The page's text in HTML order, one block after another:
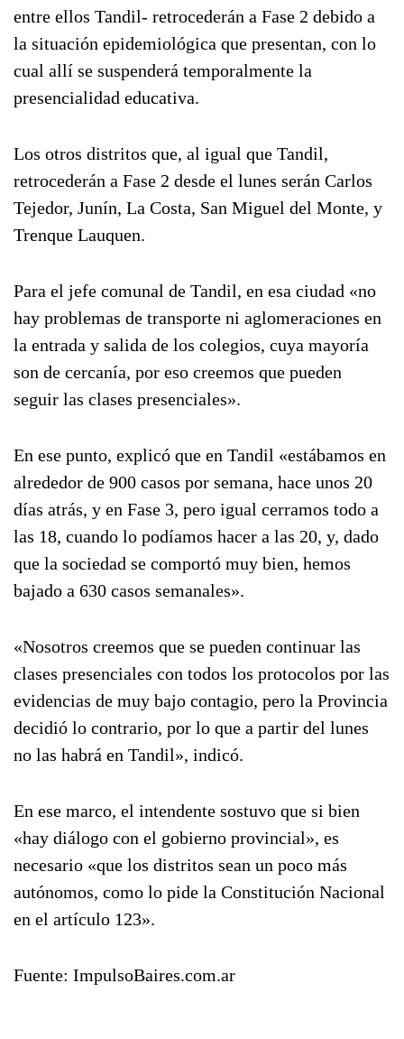
entre ellos Tandil- retrocederán a Fase 2 debido a
la situación epidemiológica que presentan, con lo
cual allí se suspenderá temporalmente la
presencialidad educativa.
Los otros distritos que, al igual que Tandil,
retrocederán a Fase 2 desde el lunes serán Carlos
Tejedor, Junín, La Costa, San Miguel del Monte, y
Trenque Lauquen.
Para el jefe comunal de Tandil, en esa ciudad «no
hay problemas de transporte ni aglomeraciones en
la entrada y salida de los colegios, cuya mayoría
son de cercanía, por eso creemos que pueden
seguir las clases presenciales».
En ese punto, explicó que en Tandil «estábamos en
alrededor de 900 casos por semana, hace unos 20
días atrás, y en Fase 3, pero igual cerramos todo a
las 18, cuando lo podíamos hacer a las 20, y, dado
que la sociedad se comportó muy bien, hemos
bajado a 630 casos semanales».
«Nosotros creemos que se pueden continuar las
clases presenciales con todos los protocolos por las
evidencias de muy bajo contagio, pero la Provincia
decidió lo contrario, por lo que a partir del lunes
no las habrá en Tandil», indicó.
En ese marco, el intendente sostuvo que si bien
«hay diálogo con el gobierno provincial», es
necesario «que los distritos sean un poco más
autónomos, como lo pide la Constitución Nacional
en el artículo 123».
Fuente: ImpulsoBaires.com.ar